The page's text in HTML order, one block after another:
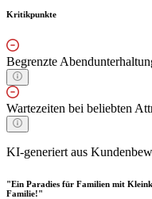
Kritikpunkte
Begrenzte
Wartezeiten bei beliebten
KI-generiert aus
"Ein Paradies für Familien mit
Familie!"